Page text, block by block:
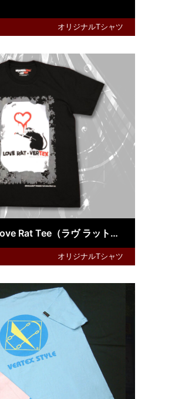
オリジナルTシャツ
BRANDALISED Love Rat Tee（ラヴ ラット：バンクシーグラフティアート）
オリジナルTシャツ